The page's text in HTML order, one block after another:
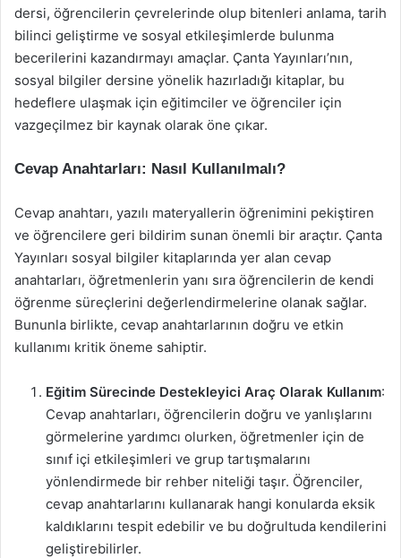
dersi, öğrencilerin çevrelerinde olup bitenleri anlama, tarih
bilinci geliştirme ve sosyal etkileşimlerde bulunma
becerilerini kazandırmayı amaçlar. Çanta Yayınları’nın,
sosyal bilgiler dersine yönelik hazırladığı kitaplar, bu
hedeflere ulaşmak için eğitimciler ve öğrenciler için
vazgeçilmez bir kaynak olarak öne çıkar.
Cevap Anahtarları: Nasıl Kullanılmalı?
Cevap anahtarı, yazılı materyallerin öğrenimini pekiştiren
ve öğrencilere geri bildirim sunan önemli bir araçtır. Çanta
Yayınları sosyal bilgiler kitaplarında yer alan cevap
anahtarları, öğretmenlerin yanı sıra öğrencilerin de kendi
öğrenme süreçlerini değerlendirmelerine olanak sağlar.
Bununla birlikte, cevap anahtarlarının doğru ve etkin
kullanımı kritik öneme sahiptir.
Eğitim Sürecinde Destekleyici Araç Olarak Kullanım:
Cevap anahtarları, öğrencilerin doğru ve yanlışlarını
görmelerine yardımcı olurken, öğretmenler için de
sınıf içi etkileşimleri ve grup tartışmalarını
yönlendirmede bir rehber niteliği taşır. Öğrenciler,
cevap anahtarlarını kullanarak hangi konularda eksik
kaldıklarını tespit edebilir ve bu doğrultuda kendilerini
geliştirebilirler.